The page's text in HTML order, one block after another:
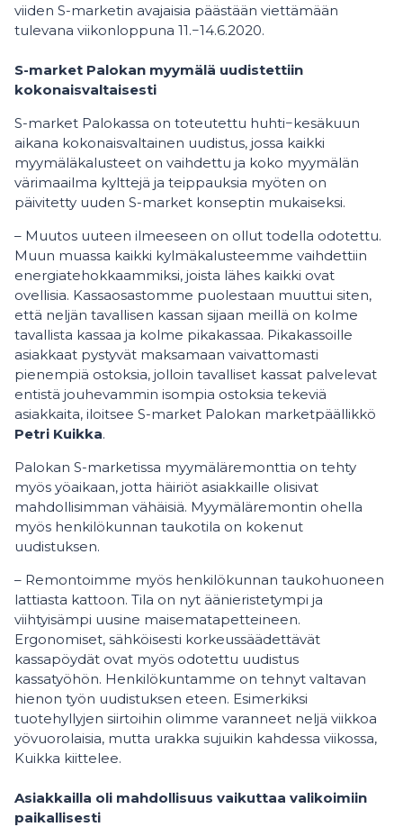
viiden S-marketin avajaisia päästään viettämään
tulevana viikonloppuna 11.−14.6.2020.
S-market Palokan myymälä uudistettiin
kokonaisvaltaisesti
S-market Palokassa on toteutettu huhti−kesäkuun
aikana kokonaisvaltainen uudistus, jossa kaikki
myymäläkalusteet on vaihdettu ja koko myymälän
värimaailma kylttejä ja teippauksia myöten on
päivitetty uuden S-market konseptin mukaiseksi.
– Muutos uuteen ilmeeseen on ollut todella odotettu.
Muun muassa kaikki kylmäkalusteemme vaihdettiin
energiatehokkaammiksi, joista lähes kaikki ovat
ovellisia. Kassaosastomme puolestaan muuttui siten,
että neljän tavallisen kassan sijaan meillä on kolme
tavallista kassaa ja kolme pikakassaa. Pikakassoille
asiakkaat pystyvät maksamaan vaivattomasti
pienempiä ostoksia, jolloin tavalliset kassat palvelevat
entistä jouhevammin isompia ostoksia tekeviä
asiakkaita, iloitsee S-market Palokan marketpäällikkö
Petri Kuikka.
Palokan S-marketissa myymäläremonttia on tehty
myös yöaikaan, jotta häiriöt asiakkaille olisivat
mahdollisimman vähäisiä. Myymäläremontin ohella
myös henkilökunnan taukotila on kokenut
uudistuksen.
– Remontoimme myös henkilökunnan taukohuoneen
lattiasta kattoon. Tila on nyt äänieristetympi ja
viihtyisämpi uusine maisematapetteineen.
Ergonomiset, sähköisesti korkeussäädettävät
kassapöydät ovat myös odotettu uudistus
kassatyöhön. Henkilökuntamme on tehnyt valtavan
hienon työn uudistuksen eteen. Esimerkiksi
tuotehyllyjen siirtoihin olimme varanneet neljä viikkoa
yövuorolaisia, mutta urakka sujuikin kahdessa viikossa,
Kuikka kiittelee.
Asiakkailla oli mahdollisuus vaikuttaa valikoimiin
paikallisesti